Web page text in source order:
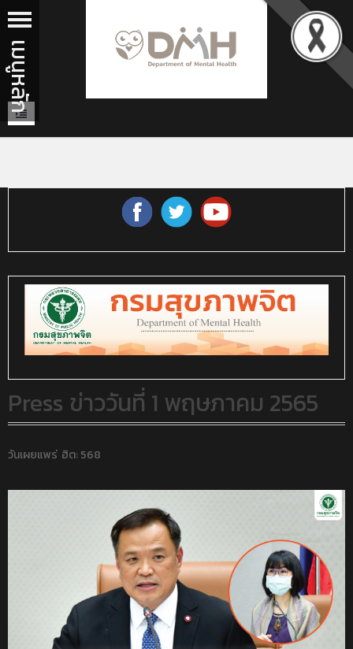
Press ข่าววันที่ 1 พฤษภาคม 2565
วันเผยแพร่ ฮิต: 568